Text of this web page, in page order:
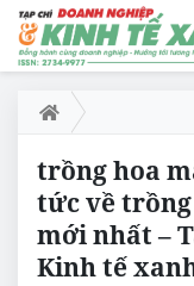
trồng hoa
tức về
mới nhất –
Kinh tế